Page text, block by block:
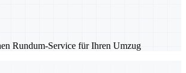
Rundum-Service für Ihren Umzug